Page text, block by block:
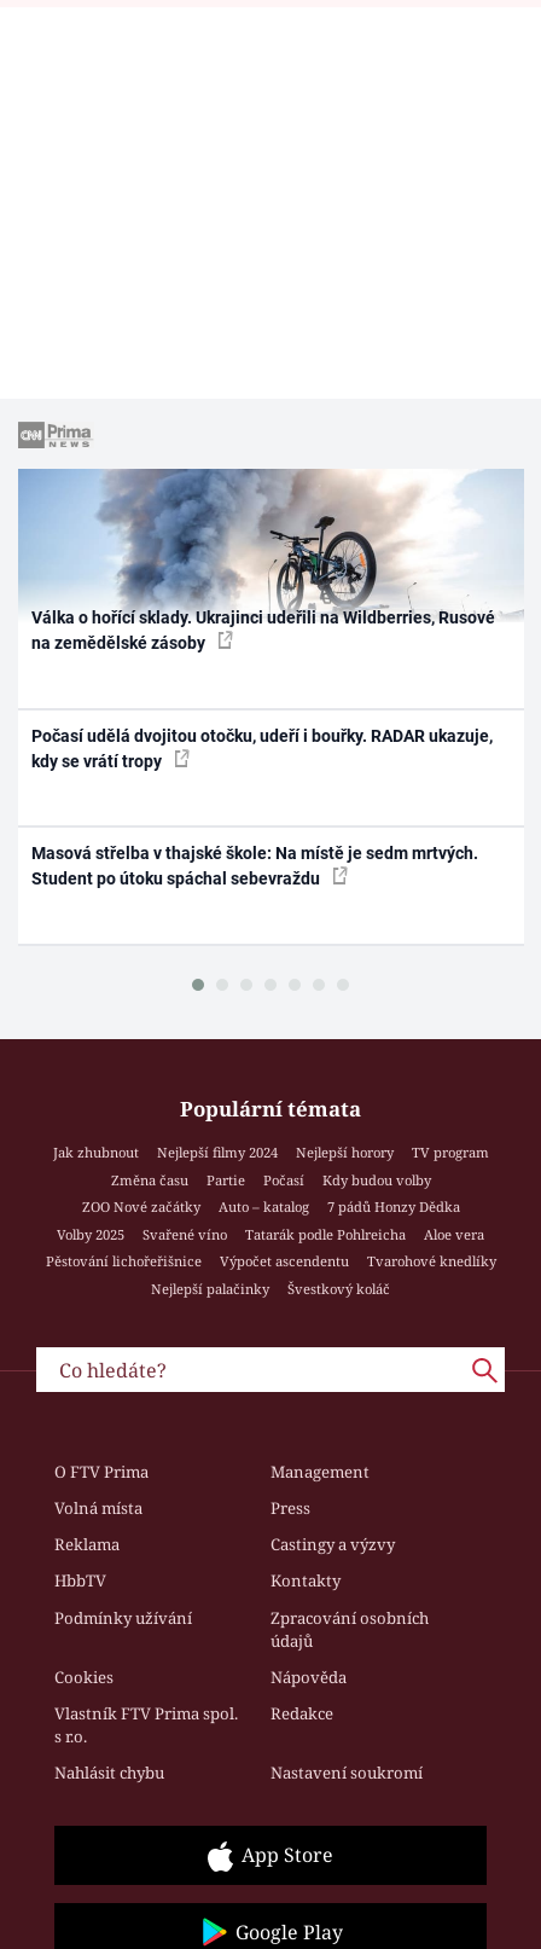
Válka o hořící sklady. Ukrajinci udeřili na Wildberries, Rusové
na zemědělské zásoby
Počasí udělá dvojitou otočku, udeří i bouřky. RADAR ukazuje,
kdy se vrátí tropy
Masová střelba v thajské škole: Na místě je sedm mrtvých.
Student po útoku spáchal sebevraždu
Populární témata
Jak zhubnout Nejlepší filmy 2024 Nejlepší horory
TV program
Změna času
Partie Počasí
Kdy budou volby
ZOO Nové začátky
Auto – katalog
7 pádů Honzy Dědka
Volby 2025
Svařené víno Tatarák podle Pohlreicha
Aloe vera
Pěstování lichořeřišnice
Výpočet ascendentu
Tvarohové knedlíky
Nejlepší palačinky
Švestkový koláč
O FTV Prima
Management
Volná místa
Press
Reklama
Castingy a výzvy
HbbTV
Kontakty
Podmínky užívání
Zpracování osobních
údajů
Cookies
Nápověda
Vlastník FTV Prima spol.
s r.o.
Redakce
Nahlásit chybu Nastavení soukromí
App Store
Google Play